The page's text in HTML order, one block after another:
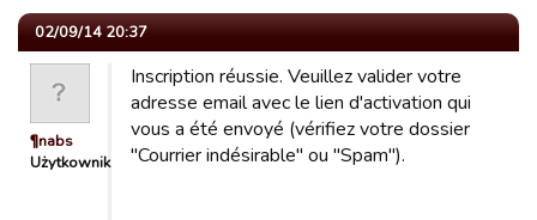
02/09/14 20:37
¶nabs
Użytkownik
Inscription réussie. Veuillez valider votre
adresse email avec le lien d'activation qui
vous a été envoyé (vérifiez votre dossier
"Courrier indésirable" ou "Spam").